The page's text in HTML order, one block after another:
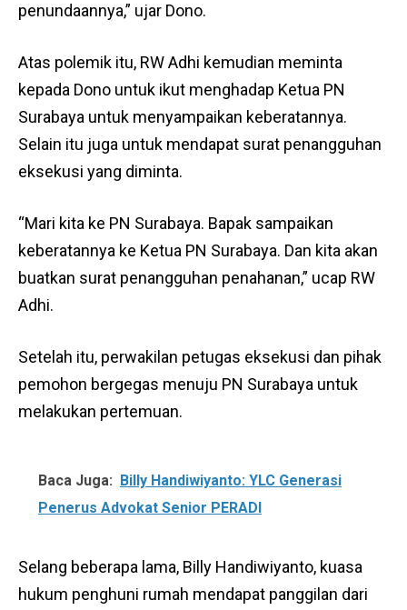
penundaannya,” ujar Dono.
Atas polemik itu, RW Adhi kemudian meminta
kepada Dono untuk ikut menghadap Ketua PN
Surabaya untuk menyampaikan keberatannya.
Selain itu juga untuk mendapat surat penangguhan
eksekusi yang diminta.
“Mari kita ke PN Surabaya. Bapak sampaikan
keberatannya ke Ketua PN Surabaya. Dan kita akan
buatkan surat penangguhan penahanan,” ucap RW
Adhi.
Setelah itu, perwakilan petugas eksekusi dan pihak
pemohon bergegas menuju PN Surabaya untuk
melakukan pertemuan.
Baca Juga: Billy Handiwiyanto: YLC Generasi
Penerus Advokat Senior PERADI
Selang beberapa lama, Billy Handiwiyanto, kuasa
hukum penghuni rumah mendapat panggilan dari